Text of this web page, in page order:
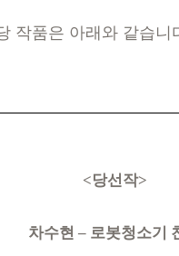
작품은 아래와 같습니
<당선작>
차수현 – 로봇청소기